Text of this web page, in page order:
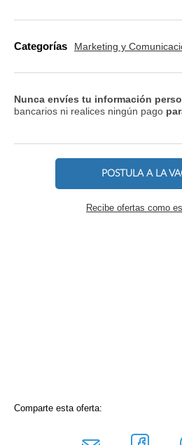
Categorías Marketing y
Nunca envíes tu información
bancarios ni realices ningún pago
POSTULA A LA
Recibe ofertas como
Comparte esta oferta: